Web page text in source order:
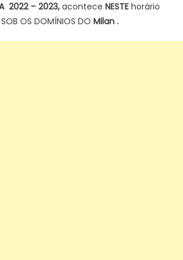
2022 – 2023,acontece NESTE horário
OS DOMÍNIOS DO Milan .